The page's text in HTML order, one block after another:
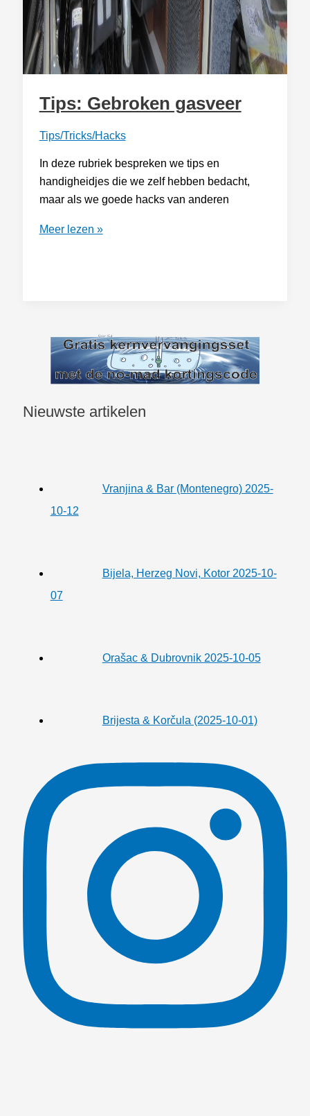
Tips: Gebroken gasveer
Tips/Tricks/Hacks
In deze rubriek bespreken we tips en
handigheidjes die we zelf hebben bedacht,
maar als we goede hacks van anderen
Tips:
Meer lezen »
Nieuwste artikelen
Vranjina & Bar (Montenegro) 2025-
10-12
Bijela, Herzeg Novi, Kotor 2025-10-
07
Orašac & Dubrovnik 2025-10-05
Brijesta & Korčula (2025-10-01)